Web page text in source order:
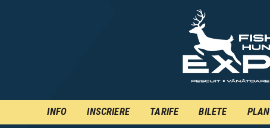
INFO INSCRIERE TARIFE BILETE PLAN
INSCRIERE
PLAN